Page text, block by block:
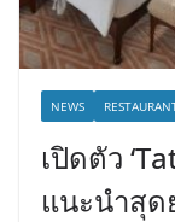
NEWS
เปิดตัว
แนะนำสุด